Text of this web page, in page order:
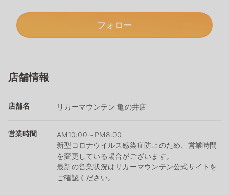
フォロー
店舗情報
店舗名 リカーマウンテン 亀の井店
営業時間
AM10:00～PM8:00
新型コロナウイルス感染症防止のため、営業時間
を変更している場合がございます。
最新の営業状況はリカーマウンテン公式サイトを
ご確認ください。